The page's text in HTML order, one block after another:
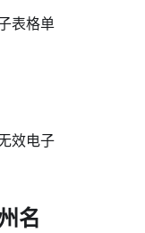
表格单
效电子
名